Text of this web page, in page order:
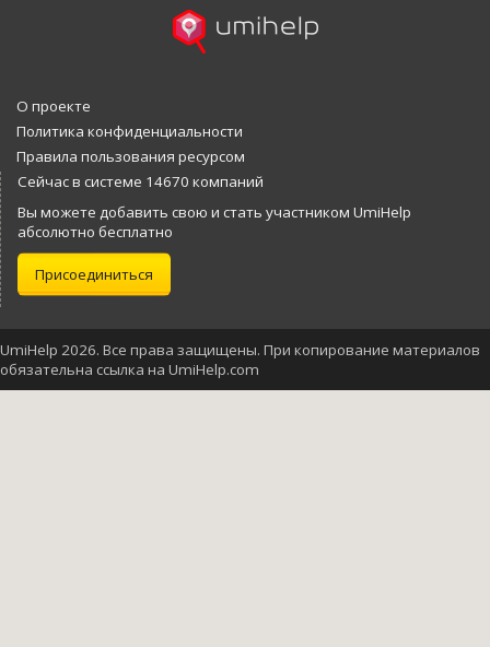
О проекте
Политика конфиденциальности
Правила пользования ресурсом
Сейчас в системе 14670 компаний
Вы можете добавить свою и стать участником UmiHelp
абсолютно бесплатно
Присоединиться
UmiHelp 2026. Все права защищены. При копирование материалов
обязательна ссылка на UmiHelp.com